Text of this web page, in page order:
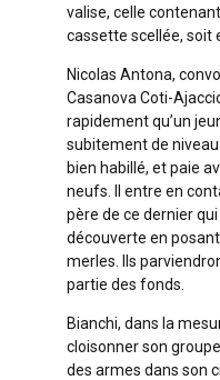
valise, celle
cassette scellée, soit
Nicolas Antona,
Casanova Coti-
rapidement qu’un
subitement de niveau
bien habillé, et paie
neufs. Il entre en
père de ce dernier qui
découverte en
merles. Ils
partie des fonds.
Bianchi, dans la
cloisonner son
des armes dans son